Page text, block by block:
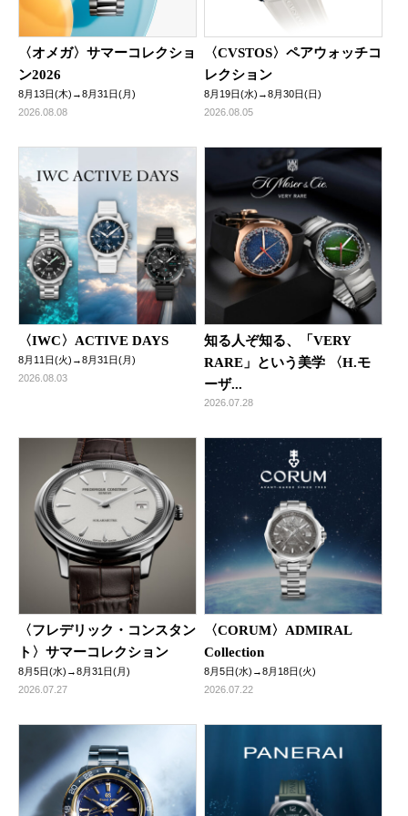
〈オメガ〉サマーコレクショ
ン2026
8月13日(木)→8月31日(月)
2026.08.08
〈CVSTOS〉ペアウォッチコ
レクション
8月19日(水)→8月30日(日)
2026.08.05
〈IWC〉ACTIVE DAYS
8月11日(火)→8月31日(月)
2026.08.03
知る人ぞ知る、「VERY
RARE」という美学 〈H.モ
ーザ...
2026.07.28
〈フレデリック・コンスタン
ト〉サマーコレクション
8月5日(水)→8月31日(月)
2026.07.27
〈CORUM〉ADMIRAL
Collection
8月5日(水)→8月18日(火)
2026.07.22